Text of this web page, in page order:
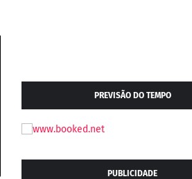
PREVISÃO DO TEMPO
PUBLICIDADE